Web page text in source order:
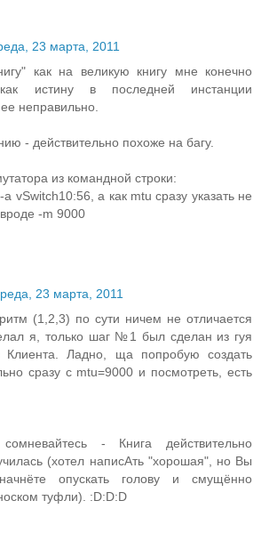
23 марта, 2011
как на великую книгу мне конечно
истину в последней инстанции
неправильно.
- действительно похоже на багу.
из командной строки:
vSwitch10:56, а как mtu сразу указать не
-m 9000
23 марта, 2011
(1,2,3) по сути ничем не отличается
я, только шаг №1 был сделан из гуя
Клиента. Ладно, ща попробую создать
сразу с mtu=9000 и посмотреть, есть
- Книга действительно
(хотел написАть "хорошая", но Вы
опускать голову и смущённо
туфли). :D:D:D